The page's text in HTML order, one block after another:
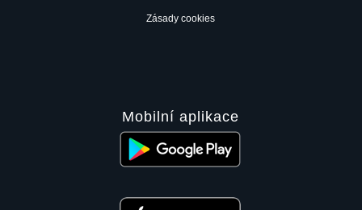
Zásady cookies
Mobilní aplikace